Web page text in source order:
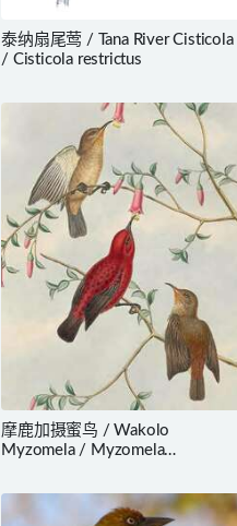
泰纳扇尾莺 / Tana River Cisticola
/ Cisticola restrictus
摩鹿加摄蜜鸟 / Wakolo
Myzomela / Myzomela